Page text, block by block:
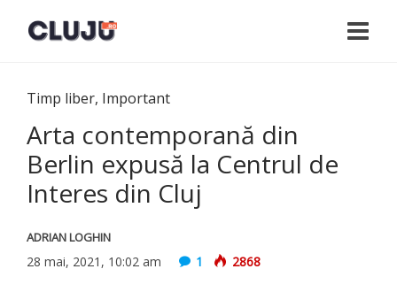
Timp liber, Important
Arta contemporană din
Berlin expusă la Centrul de
Interes din Cluj
ADRIAN LOGHIN
28 mai, 2021, 10:02 am 1 2868